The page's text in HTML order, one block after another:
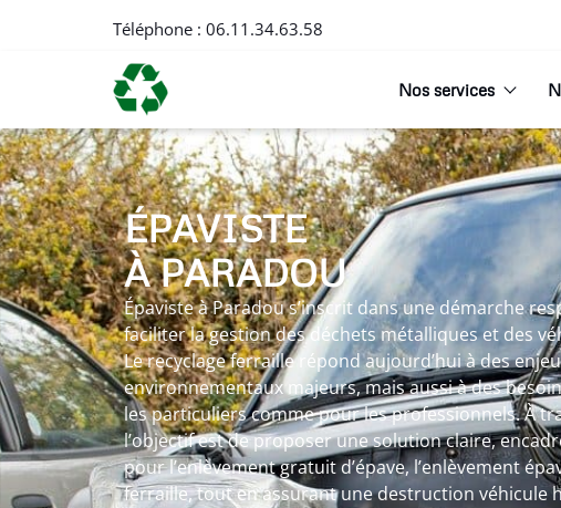
Téléphone : 06.11.34.63.58
Nos services
ÉPAVISTE
À PARADOU
Épaviste à Paradou s’inscrit dans une démarche
faciliter la gestion des déchets métalliques et des
Le recyclage ferraille répond aujourd’hui à des
environnementaux majeurs, mais aussi à des
les particuliers comme pour les professionnels. À
l’objectif est de proposer une solution claire,
pour l’enlèvement gratuit d’épave, l’enlèvement
ferraille, tout en assurant une destruction véhicule